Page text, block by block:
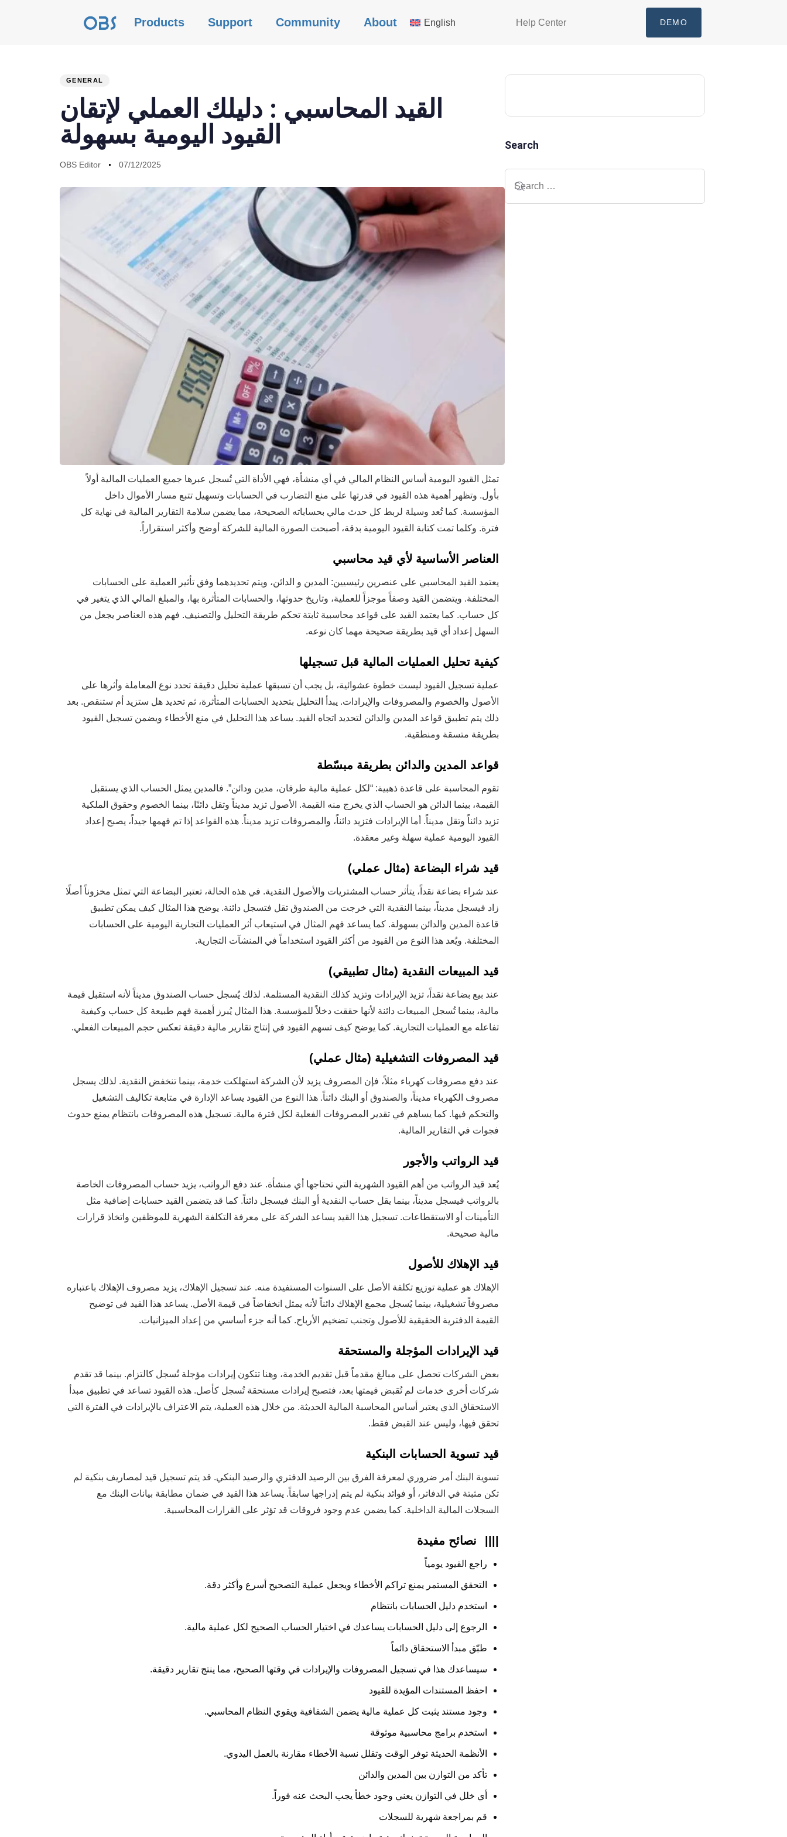
Products Support Community About English Help Center DEMO
PUBLISHED
GENERAL
القيد المحاسبي : دليلك العملي لإتقان
القيود اليومية بسهولة
Author
OBS Editor
Published
07/12/2025
تمثل القيود اليومية أساس النظام المالي في أي منشأة، فهي الأداة التي تُسجل عبرها جميع العمليات المالية أولاً
بأول. وتظهر أهمية هذه القيود في قدرتها على منع التضارب في الحسابات وتسهيل تتبع مسار الأموال داخل
المؤسسة. كما تُعد وسيلة لربط كل حدث مالي بحساباته الصحيحة، مما يضمن سلامة التقارير المالية في نهاية كل
فترة. وكلما تمت كتابة القيود اليومية بدقة، أصبحت الصورة المالية للشركة أوضح وأكثر استقراراً.
العناصر الأساسية لأي قيد محاسبي
يعتمد القيد المحاسبي على عنصرين رئيسيين: المدين و الدائن، ويتم تحديدهما وفق تأثير العملية على الحسابات
المختلفة. ويتضمن القيد وصفاً موجزاً للعملية، وتاريخ حدوثها، والحسابات المتأثرة بها، والمبلغ المالي الذي يتغير في
كل حساب. كما يعتمد القيد على قواعد محاسبية ثابتة تحكم طريقة التحليل والتصنيف. فهم هذه العناصر يجعل من
السهل إعداد أي قيد بطريقة صحيحة مهما كان نوعه.
كيفية تحليل العمليات المالية قبل تسجيلها
عملية تسجيل القيود ليست خطوة عشوائية، بل يجب أن تسبقها عملية تحليل دقيقة تحدد نوع المعاملة وأثرها على
الأصول والخصوم والمصروفات والإيرادات. يبدأ التحليل بتحديد الحسابات المتأثرة، ثم تحديد هل ستزيد أم ستنقص. بعد
ذلك يتم تطبيق قواعد المدين والدائن لتحديد اتجاه القيد. يساعد هذا التحليل في منع الأخطاء ويضمن تسجيل القيود
بطريقة متسقة ومنطقية.
قواعد المدين والدائن بطريقة مبسّطة
تقوم المحاسبة على قاعدة ذهبية: “لكل عملية مالية طرفان، مدين ودائن”. فالمدين يمثل الحساب الذي يستقبل
القيمة، بينما الدائن هو الحساب الذي يخرج منه القيمة. الأصول تزيد مديناً وتقل دائنًا، بينما الخصوم وحقوق الملكية
تزيد دائناً وتقل مديناً. أما الإيرادات فتزيد دائناً، والمصروفات تزيد مديناً. هذه القواعد إذا تم فهمها جيداً، يصبح إعداد
القيود اليومية عملية سهلة وغير معقدة.
قيد شراء البضاعة (مثال عملي)
عند شراء بضاعة نقداً، يتأثر حساب المشتريات والأصول النقدية. في هذه الحالة، تعتبر البضاعة التي تمثل مخزوناً أصلًا
زاد فيسجل مديناً، بينما النقدية التي خرجت من الصندوق تقل فتسجل دائنة. يوضح هذا المثال كيف يمكن تطبيق
قاعدة المدين والدائن بسهولة. كما يساعد فهم المثال في استيعاب أثر العمليات التجارية اليومية على الحسابات
المختلفة. ويُعد هذا النوع من القيود من أكثر القيود استخداماً في المنشآت التجارية.
قيد المبيعات النقدية (مثال تطبيقي)
عند بيع بضاعة نقداً، تزيد الإيرادات وتزيد كذلك النقدية المستلمة. لذلك يُسجل حساب الصندوق مديناً لأنه استقبل قيمة
مالية، بينما تُسجل المبيعات دائنة لأنها حققت دخلاً للمؤسسة. هذا المثال يُبرز أهمية فهم طبيعة كل حساب وكيفية
تفاعله مع العمليات التجارية. كما يوضح كيف تسهم القيود في إنتاج تقارير مالية دقيقة تعكس حجم المبيعات الفعلي.
قيد المصروفات التشغيلية (مثال عملي)
عند دفع مصروفات كهرباء مثلاً، فإن المصروف يزيد لأن الشركة استهلكت خدمة، بينما تنخفض النقدية. لذلك يسجل
مصروف الكهرباء مديناً، والصندوق أو البنك دائناً. هذا النوع من القيود يساعد الإدارة في متابعة تكاليف التشغيل
والتحكم فيها. كما يساهم في تقدير المصروفات الفعلية لكل فترة مالية. تسجيل هذه المصروفات بانتظام يمنع حدوث
فجوات في التقارير المالية.
قيد الرواتب والأجور
يُعد قيد الرواتب من أهم القيود الشهرية التي تحتاجها أي منشأة. عند دفع الرواتب، يزيد حساب المصروفات الخاصة
بالرواتب فيسجل مديناً، بينما يقل حساب النقدية أو البنك فيسجل دائناً. كما قد يتضمن القيد حسابات إضافية مثل
التأمينات أو الاستقطاعات. تسجيل هذا القيد يساعد الشركة على معرفة التكلفة الشهرية للموظفين واتخاذ قرارات
مالية صحيحة.
قيد الإهلاك للأصول
الإهلاك هو عملية توزيع تكلفة الأصل على السنوات المستفيدة منه. عند تسجيل الإهلاك، يزيد مصروف الإهلاك باعتباره
مصروفاً تشغيلية، بينما يُسجل مجمع الإهلاك دائناً لأنه يمثل انخفاضاً في قيمة الأصل. يساعد هذا القيد في توضيح
القيمة الدفترية الحقيقية للأصول وتجنب تضخيم الأرباح. كما أنه جزء أساسي من إعداد الميزانيات.
قيد الإيرادات المؤجلة والمستحقة
بعض الشركات تحصل على مبالغ مقدماً قبل تقديم الخدمة، وهنا تتكون إيرادات مؤجلة تُسجل كالتزام. بينما قد تقدم
شركات أخرى خدمات لم تُقبض قيمتها بعد، فتصبح إيرادات مستحقة تُسجل كأصل. هذه القيود تساعد في تطبيق مبدأ
الاستحقاق الذي يعتبر أساس المحاسبة المالية الحديثة. من خلال هذه العملية، يتم الاعتراف بالإيرادات في الفترة التي
تحقق فيها، وليس عند القبض فقط.
قيد تسوية الحسابات البنكية
تسوية البنك أمر ضروري لمعرفة الفرق بين الرصيد الدفتري والرصيد البنكي. قد يتم تسجيل قيد لمصاريف بنكية لم
تكن مثبتة في الدفاتر، أو فوائد بنكية لم يتم إدراجها سابقاً. يساعد هذا القيد في ضمان مطابقة بيانات البنك مع
السجلات المالية الداخلية. كما يضمن عدم وجود فروقات قد تؤثر على القرارات المحاسبية.
نصائح مفيدة
راجع القيود يومياً
التحقق المستمر يمنع تراكم الأخطاء ويجعل عملية التصحيح أسرع وأكثر دقة.
استخدم دليل الحسابات بانتظام
الرجوع إلى دليل الحسابات يساعدك في اختيار الحساب الصحيح لكل عملية مالية.
طبّق مبدأ الاستحقاق دائماً
سيساعدك هذا في تسجيل المصروفات والإيرادات في وقتها الصحيح، مما ينتج تقارير دقيقة.
احفظ المستندات المؤيدة للقيود
وجود مستند يثبت كل عملية مالية يضمن الشفافية ويقوي النظام المحاسبي.
استخدم برامج محاسبية موثوقة
الأنظمة الحديثة توفر الوقت وتقلل نسبة الأخطاء مقارنة بالعمل اليدوي.
تأكد من التوازن بين المدين والدائن
أي خلل في التوازن يعني وجود خطأ يجب البحث عنه فوراً.
قم بمراجعة شهرية للسجلات
Search